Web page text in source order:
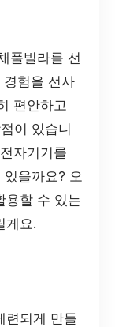
풀빌라를 선
경험을 선사
편안하고
이 있습니
자기기를
을까요? 오
용할 수 있는
게요.
련되게 만들